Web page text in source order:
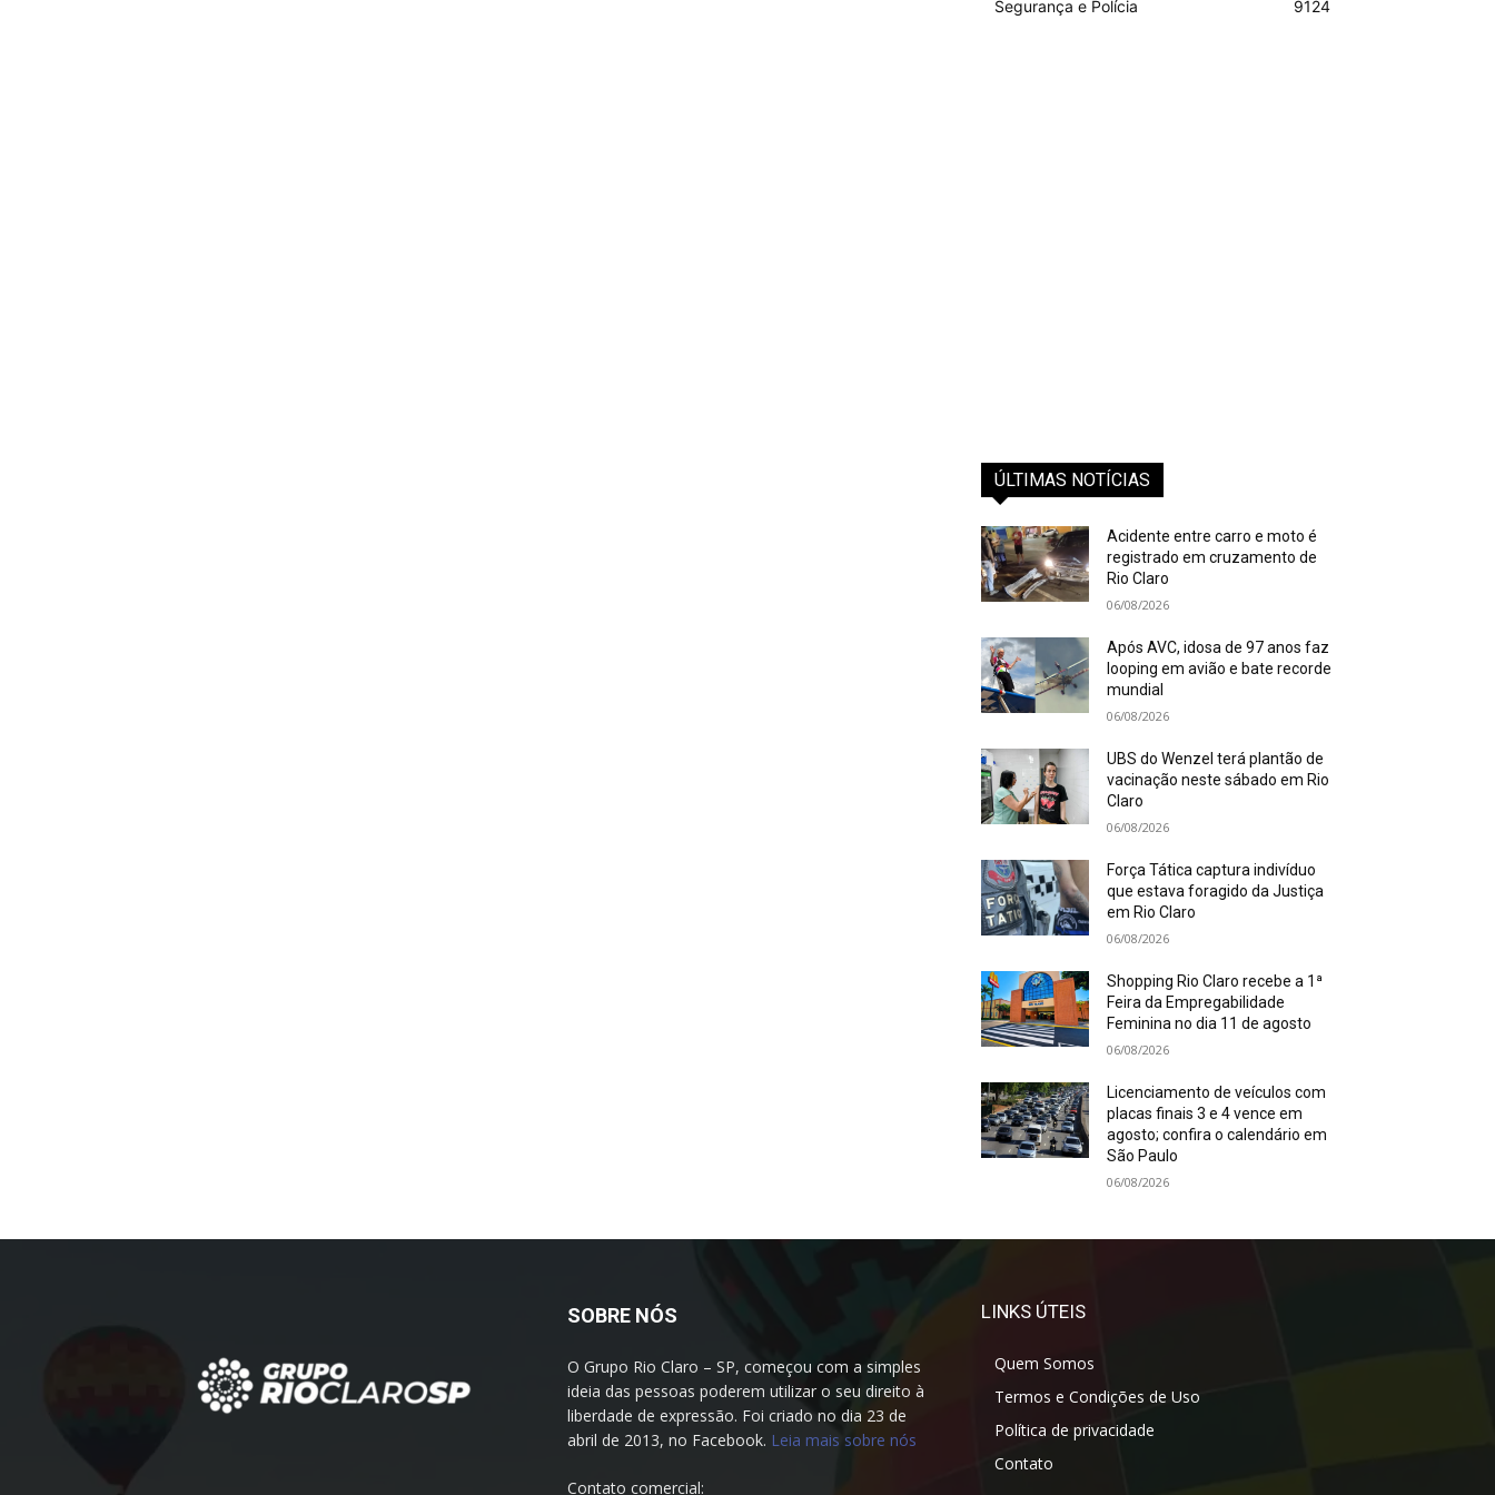
Segurança e Polícia 9124
ÚLTIMAS NOTÍCIAS
Acidente entre carro e moto é
registrado em cruzamento de
Rio Claro
06/08/2026
Após AVC, idosa de 97 anos faz
looping em avião e bate recorde
mundial
06/08/2026
UBS do Wenzel terá plantão de
vacinação neste sábado em Rio
Claro
06/08/2026
Força Tática captura indivíduo
que estava foragido da Justiça
em Rio Claro
06/08/2026
Shopping Rio Claro recebe a 1ª
Feira da Empregabilidade
Feminina no dia 11 de agosto
06/08/2026
Licenciamento de veículos com
placas finais 3 e 4 vence em
agosto; confira o calendário em
São Paulo
06/08/2026
SOBRE NÓS
O Grupo Rio Claro – SP, começou com a simples
ideia das pessoas poderem utilizar o seu direito à
liberdade de expressão. Foi criado no dia 23 de
abril de 2013, no Facebook. Leia mais sobre nós
Contato comercial:
LINKS ÚTEIS
Quem Somos
Termos e Condições de Uso
Política de privacidade
Contato